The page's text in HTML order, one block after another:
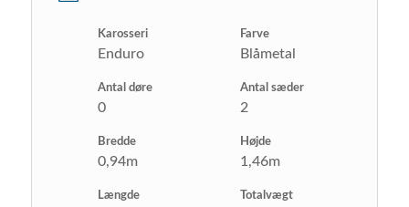
Karosseri
Enduro
Farve
Blåmetal
Antal døre
0
Antal sæder
2
Bredde
0,94m
Højde
1,46m
Længde Totalvægt